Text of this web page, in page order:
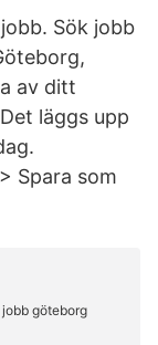
Sök jobb
av ditt
läggs upp
Spara som